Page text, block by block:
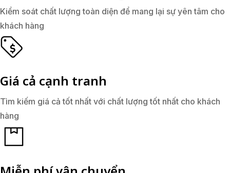
Kiểm soát chất lượng toàn diện để mang lại sự yên tâm cho
khách hàng
Giá cả cạnh tranh
Tìm kiếm giá cả tốt nhất với chất lượng tốt nhất cho khách
hàng